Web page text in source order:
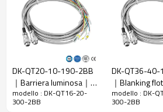
Controlla la
precisione
28 mm
Numero di
Altezza di
protezione
300 mm
La dimensione
51mm*35mm*L, L è la
DK-QT20-10-190-2BB
｜Barriera luminosa｜
DADISICK
modello : DK-QT16-20-
300-2BB
DK-QT36-
｜Blanking
DADISICK
modello : DK-
300-2BB